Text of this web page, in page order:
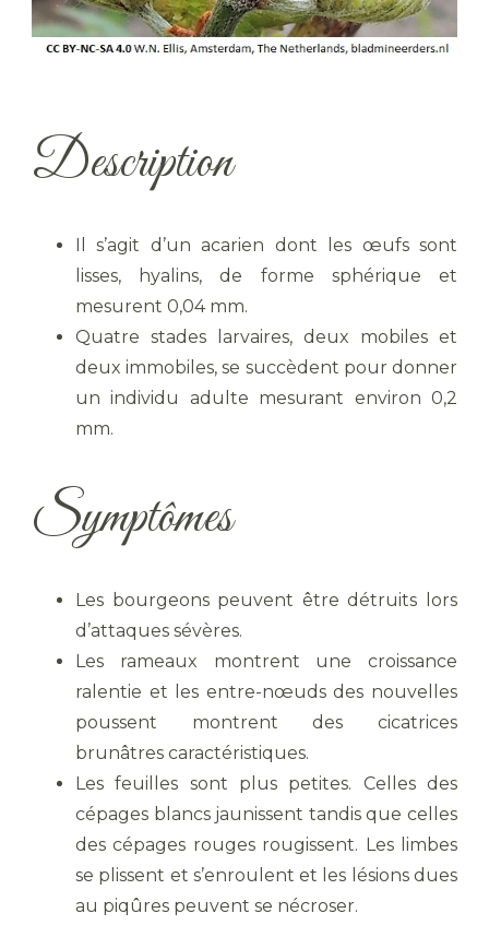
Description
Il s’agit d’un acarien dont les œufs sont
lisses, hyalins, de forme sphérique et
mesurent 0,04 mm.
Quatre stades larvaires, deux mobiles et
deux immobiles, se succèdent pour donner
un individu adulte mesurant environ 0,2
mm.
Symptômes
Les bourgeons peuvent être détruits lors
d’attaques sévères.
Les rameaux montrent une croissance
ralentie et les entre-nœuds des nouvelles
poussent montrent des cicatrices
brunâtres caractéristiques.
Les feuilles sont plus petites. Celles des
cépages blancs jaunissent tandis que celles
des cépages rouges rougissent. Les limbes
se plissent et s’enroulent et les lésions dues
au piqûres peuvent se nécroser.